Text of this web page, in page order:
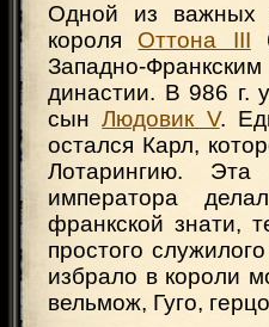
Одной из важных
короля Оттона III
Западно-
династии. В 986 г.
сынЛюдовик V.
остался Карл,
Лотарингию. Эта
императора
франкской знати,
простого
избрало в короли
вельмож, Гуго,